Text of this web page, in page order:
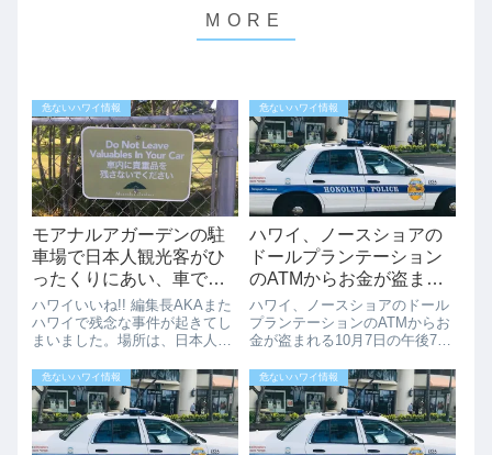
危ないハワイ情報
モアナルアガーデンの駐
車場で日本人観光客がひ
ったくりにあい、車でひ
き逃げされる事件が発生
しました。（動画あり）
ハワイいいね!! 編集長AKAまた
ハワイで残念な事件が起きてし
まいました。場所は、日本人観
のあるモアナルアガーデンの駐
車場です。モアナルアガーデン
の駐車場で日本人観光客がひっ
たくりにあい、車でひき逃げさ
れる事件が...
危ないハワイ情報
ハワイ、ノースショアの
ドールプランテーション
のATMからお金が盗まれ
る
ハワイ、ノースショアのドール
プランテーションのATMからお
金が盗まれる10月7日の午後7時
ルプランテーションのATMで2
人の泥棒がはいったというニュ
ースが報道されていました。被
害者がパトロール中に見つけま
したが...
危ないハワイ情報 危ないハワイ情報